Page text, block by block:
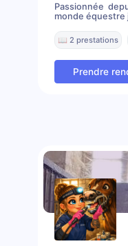
Passionnée
monde équestre
📖 2 prestations
Prendre